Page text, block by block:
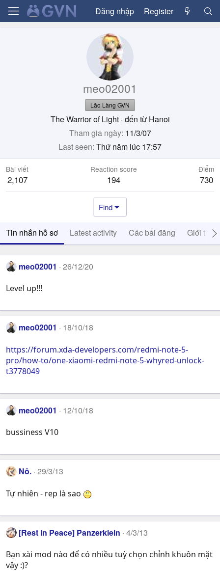
Đăng nhập Register
meo02001
Lão Làng GVN
The Warrior of Light · đến từ Hanoi
Tham gia ngày 11/3/07
Last seen Thứ năm lúc 17:57
Bài viết
2,107
Reaction score
194
Điểm
730
Find
Tin nhắn hồ sơ Latest activity Các bài đăng Giới thiệu
meo02001 26/12/20
Level up!!!
meo02001 18/10/18
https://forum.xda-developers.com/redmi-note-5-
pro/how-to/one-xiaomi-redmi-note-5-whyred-unlock-
t3778049
meo02001 12/10/18
bussiness V10
Nô. 29/3/13
Tự nhiên - rep là sao
[Rest In Peace] Panzerklein 4/3/13
Bạn xài mod nào để có nhiều tuỳ chọn chỉnh khuôn mặt
vậy :)?